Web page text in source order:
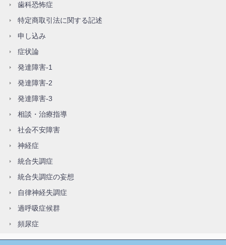
歯科恐怖症
特定商取引法に関する記述
申し込み
症状論
発達障害-1
発達障害-2
発達障害-3
相談・治療指導
社会不安障害
神経症
統合失調症
統合失調症の妄想
自律神経失調症
過呼吸症候群
頻尿症